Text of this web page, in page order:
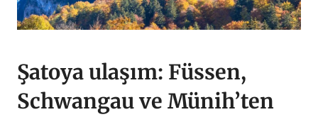
Şatoya ulaşım: Füssen,
Schwangau ve Münih’ten